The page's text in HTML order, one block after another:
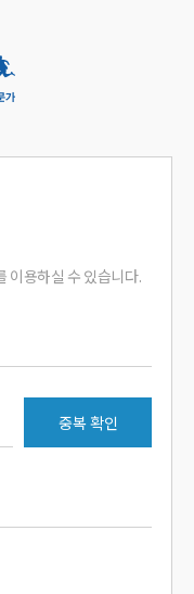
이용하실 수 있습니다.
중복 확인